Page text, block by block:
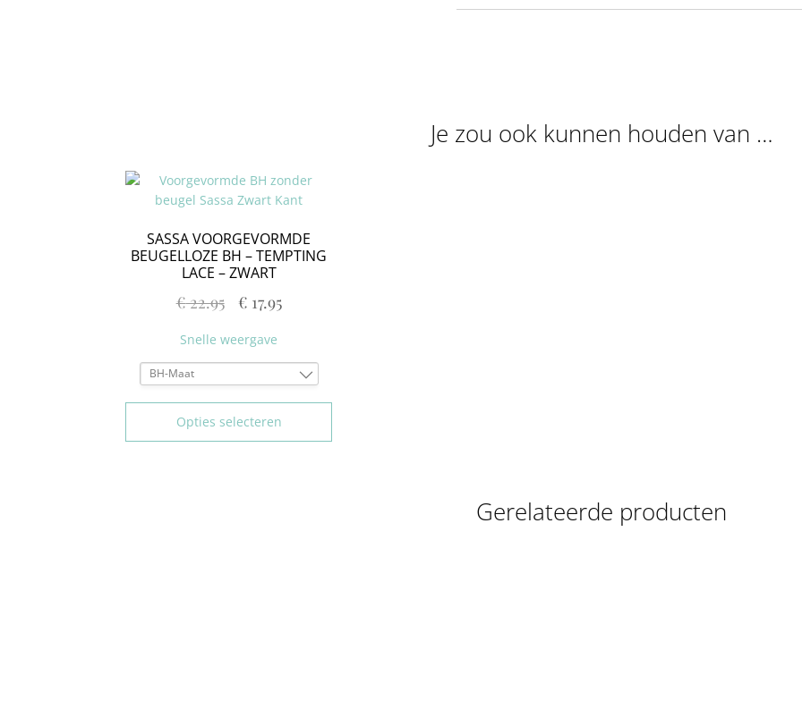
Je zou ook kunnen houden van …
SASSA VOORGEVORMDE
BEUGELLOZE BH – TEMPTING
LACE – ZWART
€22.95 € 17.95
Opties selecteren
Snelle weergave
BH-Maat
85A
Gerelateerde producten